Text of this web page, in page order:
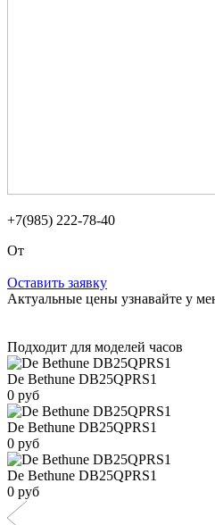
+7(985) 222-78-40
От
Оставить заявку
Актуальные цены узнавайте у
Подходит для моделей часов
De Bethune DB25QPRS1
0 руб
De Bethune DB25QPRS1
0 руб
De Bethune DB25QPRS1
0 руб